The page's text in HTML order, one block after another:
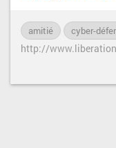
amitié cyber-